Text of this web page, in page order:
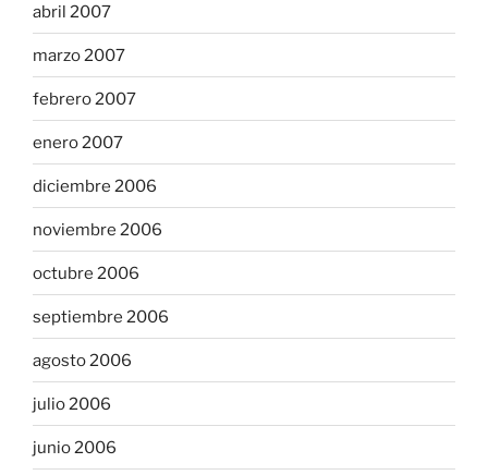
abril 2007
marzo 2007
febrero 2007
enero 2007
diciembre 2006
noviembre 2006
octubre 2006
septiembre 2006
agosto 2006
julio 2006
junio 2006